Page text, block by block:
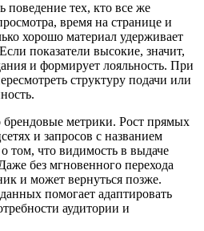
поведение тех, кто все же
время на странице и
хорошо материал удерживает
показатели высокие, значит,
и формирует лояльность. При
структуру подачи или
брендовые метрики. Рост прямых
и запросов с названием
том, что видимость в выдаче
без мгновенного перехода
и может вернуться позже.
помогает адаптировать
аудитории и